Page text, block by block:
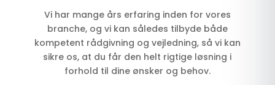
Vi har mange års erfaring inden for vores
branche, og vi kan således tilbyde både
kompetent rådgivning og vejledning, så vi kan
sikre os, at du får den helt rigtige løsning i
forhold til dine ønsker og behov.